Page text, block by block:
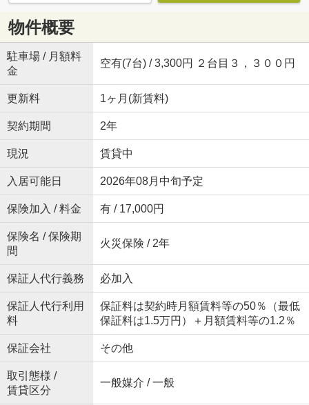
物件概要
駐車場 / 月額料
金
空有(7台) / 3,300円 ２台目３，３００円
更新料 1ヶ月(新賃料)
契約期間 2年
現況 賃貸中
入居可能日 2026年08月中旬予定
保険加入 / 料金 有 / 17,000円
保険名 / 保険期
間
火災保険 / 2年
保証人代行義務 必加入
保証人代行利用
料
保証料は契約時月額賃料等の50％（最低
保証料は1.5万円）＋月額賃料等の1.2％
保証会社 その他
取引態様 /
賃貸区分
一般媒介 / 一般